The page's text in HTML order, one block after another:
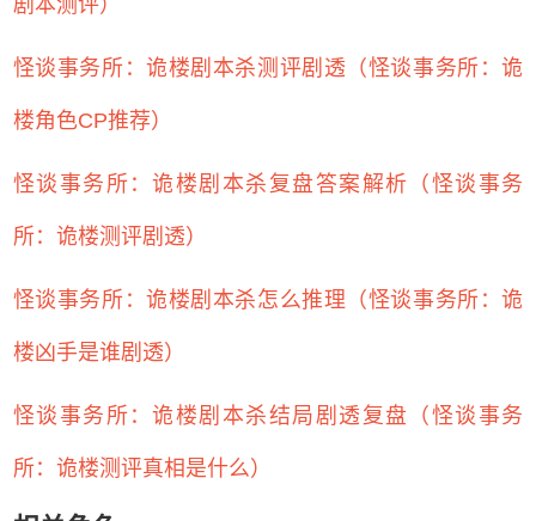
怪谈事务所：诡楼剧本杀测评剧透（怪谈事务所：诡
楼角色CP推荐）
怪谈事务所：诡楼剧本杀复盘答案解析（怪谈事务
所：诡楼测评剧透）
怪谈事务所：诡楼剧本杀怎么推理（怪谈事务所：诡
楼凶手是谁剧透）
怪谈事务所：诡楼剧本杀结局剧透复盘（怪谈事务
所：诡楼测评真相是什么）